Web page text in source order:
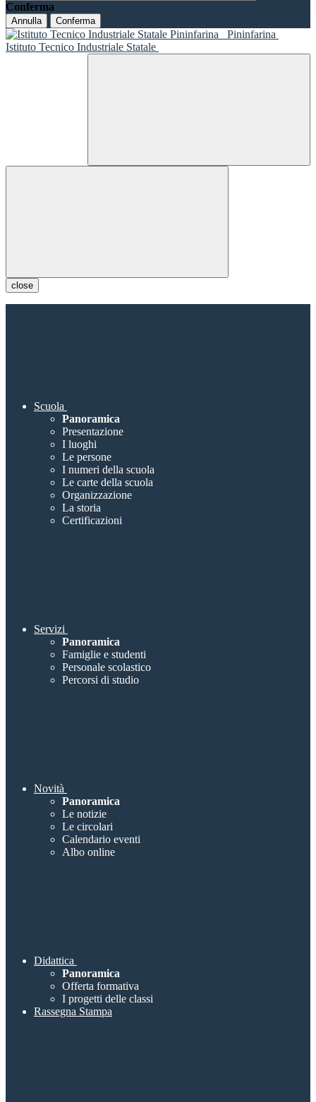
Conferma
Annulla Conferma
Pininfarina
Istituto Tecnico Industriale Statale
close
Scuola
Panoramica
Presentazione
I luoghi
Le persone
I numeri della scuola
Le carte della scuola
Organizzazione
La storia
Certificazioni
Servizi
Panoramica
Famiglie e studenti
Personale scolastico
Percorsi di studio
Novità
Panoramica
Le notizie
Le circolari
Calendario eventi
Albo online
Didattica
Panoramica
Offerta formativa
I progetti delle classi
Rassegna Stampa